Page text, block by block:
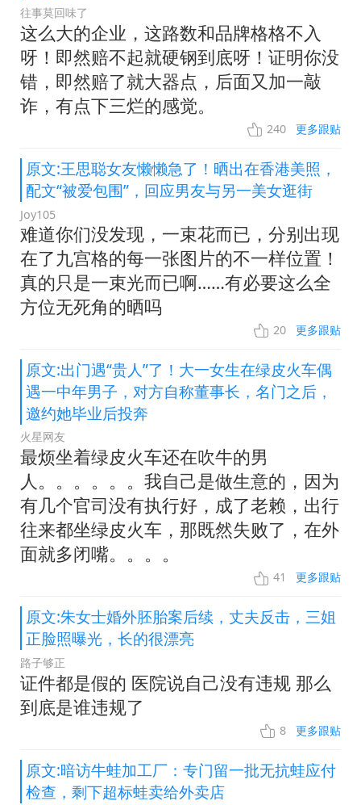
往事莫回味了
这么大的企业，这路数和品牌格格不入
呀！即然赔不起就硬钢到底呀！证明你没
错，即然赔了就大器点，后面又加一敲
诈，有点下三烂的感觉。
240 更多跟贴
原文:王思聪女友懒懒急了！晒出在香港美照，
配文“被爱包围”，回应男友与另一美女逛街
Joy105
难道你们没发现，一束花而已，分别出现
在了九宫格的每一张图片的不一样位置！
真的只是一束光而已啊……有必要这么全
方位无死角的晒吗
20 更多跟贴
原文:出门遇“贵人”了！大一女生在绿皮火车偶
遇一中年男子，对方自称董事长，名门之后，
邀约她毕业后投奔
火星网友
最烦坐着绿皮火车还在吹牛的男
人。。。。。。我自己是做生意的，因为
有几个官司没有执行好，成了老赖，出行
往来都坐绿皮火车，那既然失败了，在外
面就多闭嘴。。。。
41 更多跟贴
原文:朱女士婚外胚胎案后续，丈夫反击，三姐
正脸照曝光，长的很漂亮
路子够正
证件都是假的 医院说自己没有违规 那么
到底是谁违规了
8 更多跟贴
原文:暗访牛蛙加工厂：专门留一批无抗蛙应付
检查，剩下超标蛙卖给外卖店